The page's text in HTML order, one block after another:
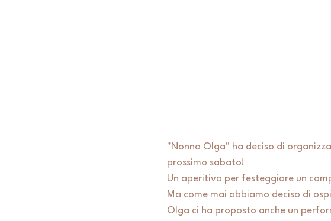
"Nonna Olga" ha deciso di
prossimo sabato!
Un aperitivo per festeggiare un
Ma come mai abbiamo deciso di
Olga ci ha proposto anche un